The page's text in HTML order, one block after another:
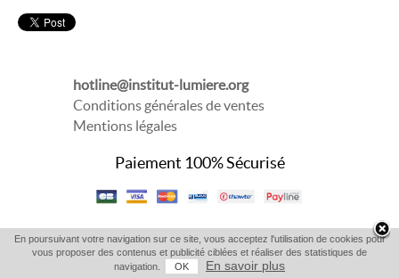
hotline@institut-lumiere.org
Conditions générales de ventes
Mentions légales
Paiement 100% Sécurisé
En poursuivant votre navigation sur ce site, vous acceptez l'utilisation de cookies pour
vous proposer des contenus et publicité ciblées et réaliser des statistiques de
navigation.
OK En savoir plus